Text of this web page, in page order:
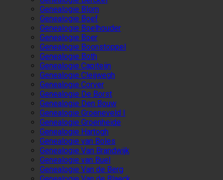
Genealogie Blom
Genealogie Boef
Genealogie Boelhouder
Genealogie Boer
Genealogie Boonstoppel
Genealogie Both
Genealogie Capiteijn
Genealogie Cleijwegh
Genealogie Corver
Genealogie De Borst
Genealogie Den Bouw
Genealogie Groeneveld I
Genealogie Groenheide
Genealogie Hartogh
Genealogie van Boles
Genealogie Van Brandwijk
Genealogie van Buel
Genealogie Van de Berg